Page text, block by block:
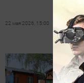
22 мая 2026, 15:00